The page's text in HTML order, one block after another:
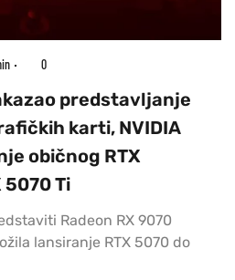
0
predstavljanje
karti, NVIDIA
običnog RTX
5070 Ti
Radeon RX 9070
lansiranje RTX 5070 do